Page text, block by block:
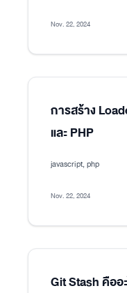
Nov. 22, 2024
การสร้าง
และ PHP
javascript, php
Nov. 22, 2024
Git Stash คืออ